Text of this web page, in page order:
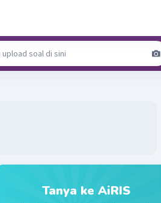
Tanya ke AiRIS